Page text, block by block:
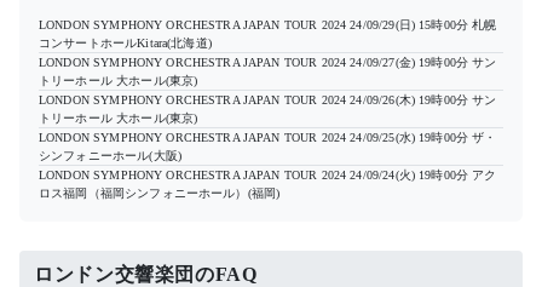
LONDON SYMPHONY ORCHESTRA JAPAN TOUR 2024 24/09/29(日) 15時00分 札幌
コンサートホールKitara(北海道)
LONDON SYMPHONY ORCHESTRA JAPAN TOUR 2024 24/09/27(金) 19時00分 サン
トリーホール 大ホール(東京)
LONDON SYMPHONY ORCHESTRA JAPAN TOUR 2024 24/09/26(木) 19時00分 サン
トリーホール 大ホール(東京)
LONDON SYMPHONY ORCHESTRA JAPAN TOUR 2024 24/09/25(水) 19時00分 ザ・
シンフォニーホール(大阪)
LONDON SYMPHONY ORCHESTRA JAPAN TOUR 2024 24/09/24(火) 19時00分 アク
ロス福岡（福岡シンフォニーホール）(福岡)
ロンドン交響楽団のFAQ